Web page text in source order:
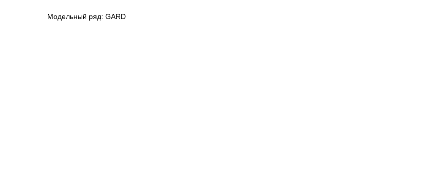
Модельный ряд: GARD